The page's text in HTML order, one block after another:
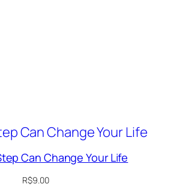
Can Change Your Life
R$9.00